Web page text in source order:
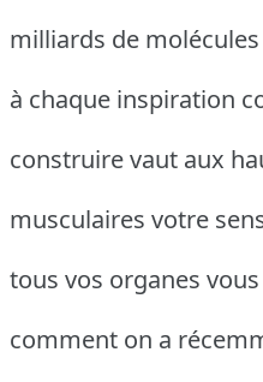
milliards de
à chaque inspiration
construire vaut aux
musculaires votre
tous vos organes
comment on a